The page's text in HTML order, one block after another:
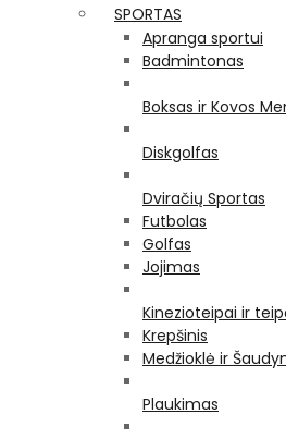
SPORTAS
Apranga sportui
Badmintonas
Boksas ir Kovos
Diskgolfas
Dviračių Sportas
Futbolas
Golfas
Jojimas
Kinezioteipai ir
Krepšinis
Medžioklė ir
Plaukimas